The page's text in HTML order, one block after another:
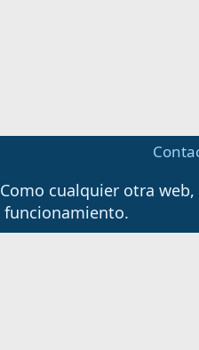
Como cualquier otra
funcionamiento.